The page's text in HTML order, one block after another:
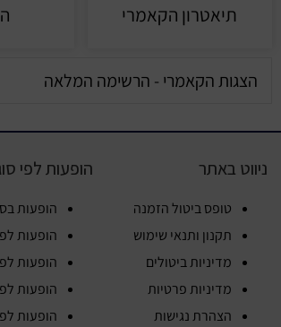
תיאטרון הקאמרי
הצגות הקאמרי - הרשימה המלאה
ניווט באתר
טופס ביטול הזמנה
תקנון ותנאי שימוש
מדיניות ביטולים
מדיניות פרטיות
הצהרת נגישות
הופעות לפי
הופעות
הופעות
הופעות
הופעות
הופעות